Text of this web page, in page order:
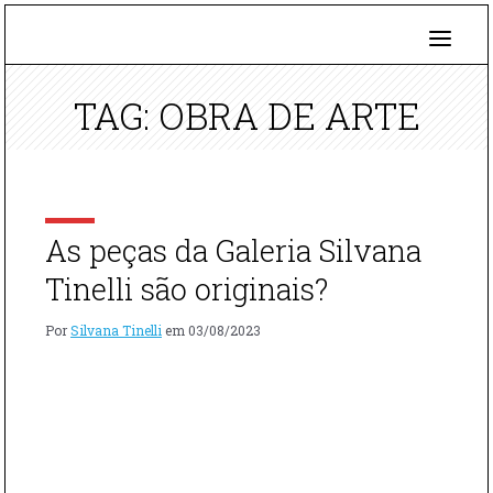
TAG: OBRA DE ARTE
As peças da Galeria Silvana
Tinelli são originais?
PorSilvana Tinelli em 03/08/2023